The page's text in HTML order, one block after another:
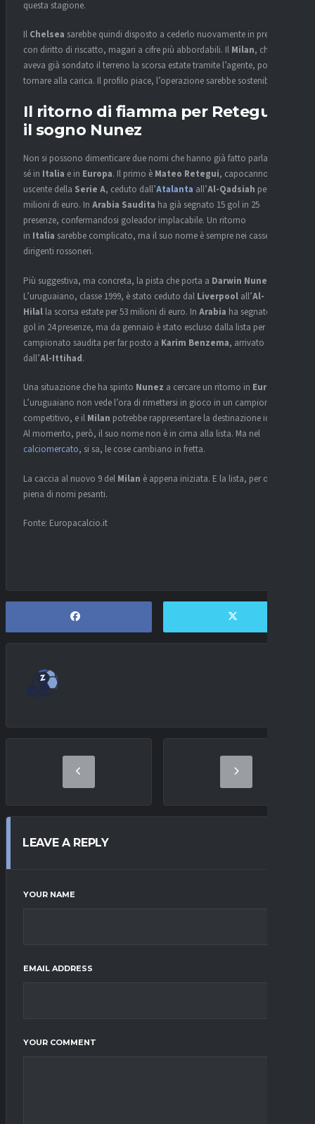
questa stagione.
Il Chelsea sarebbe quindi disposto a cederlo nuovamente in prestito
con diritto di riscatto, magari a cifre più abbordabili. Il Milan, che
aveva già sondato il terreno la scorsa estate tramite l’agente, potrebbe
tornare alla carica. Il profilo piace, l’operazione sarebbe sostenibile.
Il ritorno di fiamma per Retegui
il sogno Nunez
Non si possono dimenticare due nomi che hanno già fatto parlare di
sé in Italia e in Europa. Il primo è Mateo Retegui, capocannoniere
uscente della Serie A, ceduto dall’Atalanta all’Al-Qadsiah per 68,25
milioni di euro. In Arabia Saudita ha già segnato 15 gol in 25
presenze, confermandosi goleador implacabile. Un ritorno
in Italia sarebbe complicato, ma il suo nome è sempre nei cassetti dei
dirigenti rossoneri.
Più suggestiva, ma concreta, la pista che porta a Darwin Nunez
L’uruguaiano, classe 1999, è stato ceduto dal Liverpool all’Al-
Hilal la scorsa estate per 53 milioni di euro. In Arabia ha segnato 9
gol in 24 presenze, ma da gennaio è stato escluso dalla lista per il
campionato saudita per far posto a Karim Benzema, arrivato
dall’Al-Ittihad.
Una situazione che ha spinto Nunez a cercare un ritorno in Europa
L’uruguaiano non vede l’ora di rimettersi in gioco in un campionato
competitivo, e il Milan potrebbe rappresentare la destinazione ideale.
Al momento, però, il suo nome non è in cima alla lista. Ma nel
calciomercato, si sa, le cose cambiano in fretta.
La caccia al nuovo 9 del Milan è appena iniziata. E la lista, per ora, è
piena di nomi pesanti.
Fonte: Europacalcio.it
LEAVE A REPLY
YOUR NAME
EMAIL ADDRESS
YOUR COMMENT